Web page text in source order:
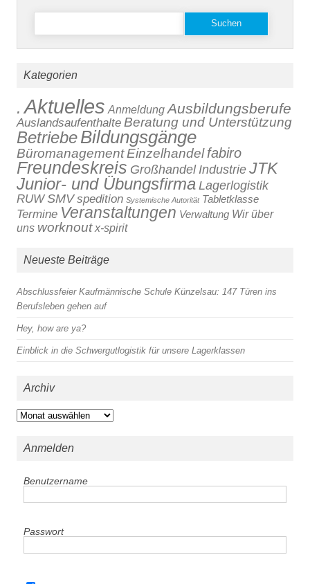
Suchen
Kategorien
. Aktuelles Anmeldung Ausbildungsberufe
Auslandsaufenthalte Beratung und Unterstützung
BetriebeBildungsgänge
Büromanagement Einzelhandel fabiro
Freundeskreis Großhandel Industrie JTK
Junior- und Übungsfirma Lagerlogistik
RUW SMV spedition Systemische Autorität Tabletklasse
Termine Veranstaltungen Verwaltung Wir über
uns worknout x-spirit
Neueste Beiträge
Abschlussfeier Kaufmännische Schule Künzelsau: 147 Türen ins
Berufsleben gehen auf
Hey, how are ya?
Einblick in die Schwergutlogistik für unsere Lagerklassen
Archiv
Archiv
Anmelden
Benutzername
Passwort